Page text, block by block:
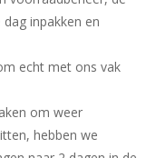
inpakken en
echt met ons vak
om weer
hebben we